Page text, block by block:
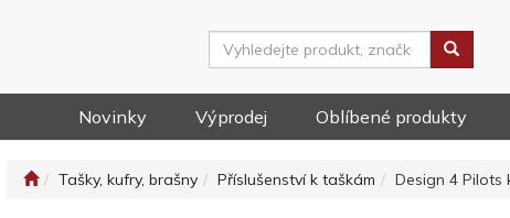
Novinky Výprodej Oblíbené produkty
Tašky, kufry, brašny Příslušenství k taškám Design 4 Pilots